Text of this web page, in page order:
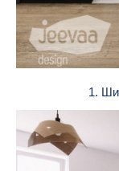
1.